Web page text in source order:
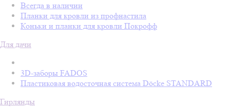
Всегда в наличии
Планки для кровли из профнастила
Коньки и планки для кровли Покрофф
Для дачи
3D-заборы FADOS
Пластиковая водосточная система Döcke STANDARD
Гирлянды